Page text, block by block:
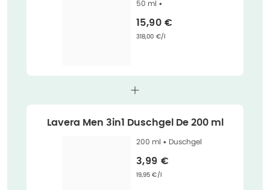
50 ml •
Verkaufspreis
15,90 €
Grundpreis
318,00 €/l
Lavera Men 3in1 Duschgel De 200 ml
200 ml • Duschgel
Verkaufspreis
3,99 €
Grundpreis
19,95 €/l